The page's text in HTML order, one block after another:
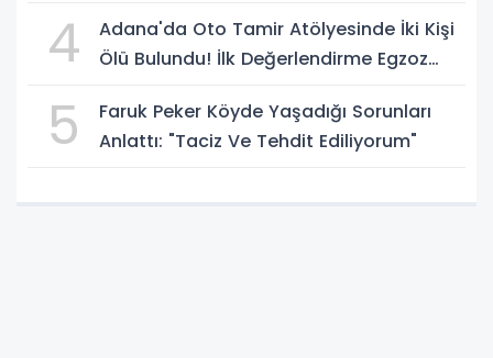
Yürürlüğe Girmeyecek
4
Adana'da Oto Tamir Atölyesinde İki Kişi
Ölü Bulundu! İlk Değerlendirme Egzoz
5
Faruk Peker Köyde Yaşadığı Sorunları
Anlattı: "Taciz Ve Tehdit Ediliyorum"